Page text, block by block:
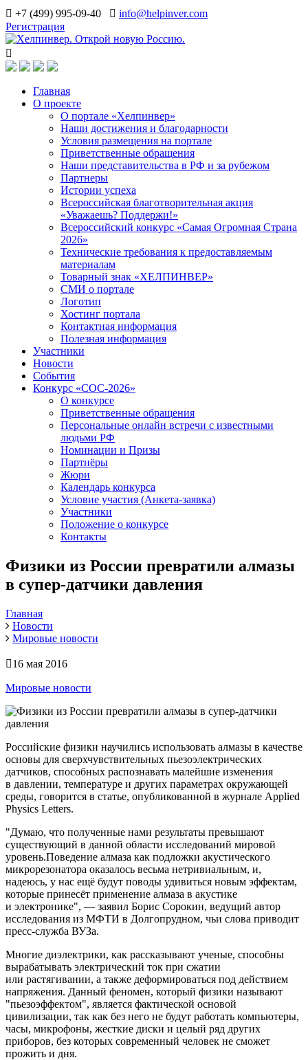
+7 (499) 995-09-40
info@helpinver.com
Регистрация
Главная
О проекте
О портале «Хелпинвер»
Наши достижения и благодарности
Условия размещения на портале
Приветственные обращения
Наши представительства в РФ и за рубежом
Партнеры
Истории успеха
Всероссийская благотворительная акция
«Уважаешь? Поддержи!»
Всероссийский конкурс «Самая Огромная Страна
2026»
Технические требования к предоставляемым
материалам
Товарный знак «ХЕЛПИНВЕР»
СМИ о портале
Логотип
Хостинг портала
Контактная информация
Полезная информация
Участники
Новости
События
Конкурс «СОС-2026»
О конкурсе
Приветственные обращения
Персональные онлайн встречи с известными
людьми РФ
Номинации и Призы
Партнёры
Жюри
Календарь конкурса
Условие участия (Анкета-заявка)
Участники
Положение о конкурсе
Контакты
Физики из России превратили алмазы
в супер-датчики давления
Главная
Новости
Мировые новости
16 мая 2016
Мировые новости
Российские физики научились использовать алмазы в качестве
основы для сверхчувствительных пьезоэлектрических
датчиков, способных распознавать малейшие изменения
в давлении, температуре и других параметрах окружающей
среды, говорится в статье, опубликованной в журнале Applied
Physics Letters.
"Думаю, что полученные нами результаты превышают
существующий в данной области исследований мировой
уровень.Поведение алмаза как подложки акустического
микрорезонатора оказалось весьма нетривиальным, и,
надеюсь, у нас ещё будут поводы удивиться новым эффектам,
которые принесёт применение алмаза в акустике
и электронике", — заявил Борис Сорокин, ведущий автор
исследования из МФТИ в Долгопрудном, чьи слова приводит
пресс-служба ВУЗа.
Многие диэлектрики, как рассказывают ученые, способны
вырабатывать электрический ток при сжатии
или растягивании, а также деформироваться под действием
напряжения. Данный феномен, который физики называют
"пьезоэффектом", является фактической основой
цивилизации, так как без него не будут работать компьютеры,
часы, микрофоны, жесткие диски и целый ряд других
приборов, без которых современный человек не сможет
прожить и дня.